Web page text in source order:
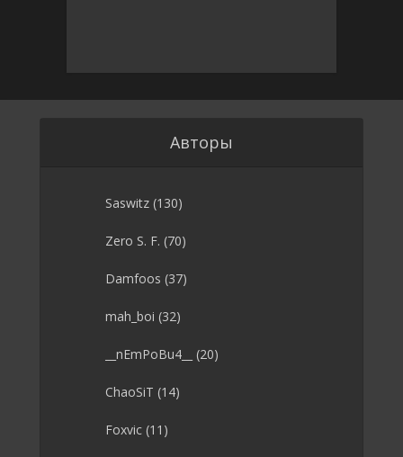
Авторы
Saswitz (130)
Zero S. F. (70)
Damfoos (37)
mah_boi (32)
__nEmPoBu4__ (20)
ChaoSiT (14)
Foxvic (11)